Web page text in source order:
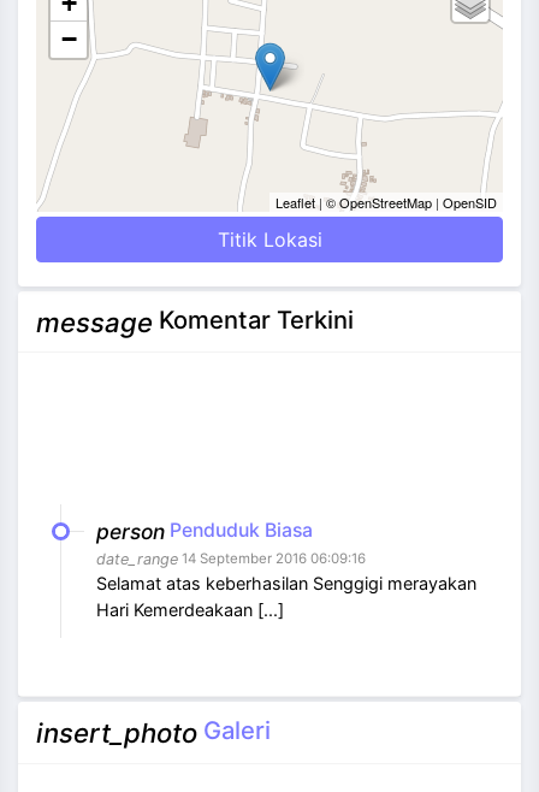
−
Leaflet| © OpenStreetMap| OpenSID
Titik Lokasi
message Komentar Terkini
date_range14 September 2016 06:09:16
Selamat atas keberhasilan Senggigi merayakan
Hari Kemerdeakaan [...]
insert_photo Galeri